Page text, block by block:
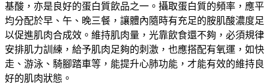
基酸，亦是良好的蛋白質飲品之一。攝取蛋白質的頻率，應平
均分配於早、午、晚三餐，讓體內隨時有充足的胺肌酸濃度足
以促進肌肉合成效。維持肌肉量，光靠飲食還不夠，必須規律
安排肌力訓練，給予肌肉足夠的刺激，也應搭配有氧運，如快
走、游泳、騎腳踏車等，能提升心肺功能，才能有效的維持良
好的肌肉狀態。